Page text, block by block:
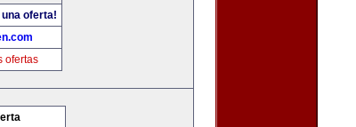
una oferta!
ofertas